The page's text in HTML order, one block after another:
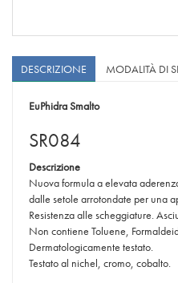
DESCRIZIONE MODALITÀ DI
EuPhidra Smalto
SR084
Descrizione
Nuova formula a elevata
dalle setole arrotondate per una
Resistenza alle scheggiature.
Non contiene Toluene,
Dermatologicamente testato.
Testato al nichel, cromo, cobalto.